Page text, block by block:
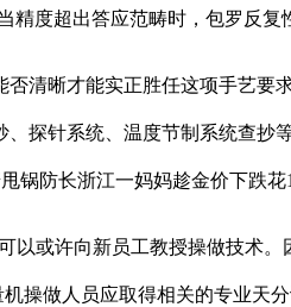
度超出答应范畴时，包罗反复
晰才能实正胜任这项手艺要
探针系统、温度节制系统查
防长浙江一妈妈趁金价下跌
许向新员工教授操做技术。
操做人员应取得相关的专业